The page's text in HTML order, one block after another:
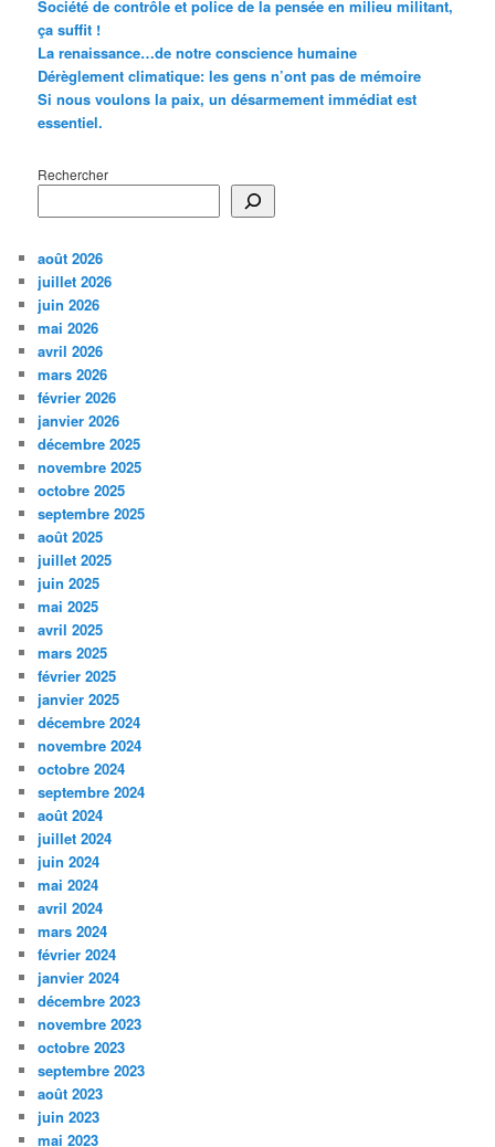
Société de contrôle et police de la pensée en milieu militant,
ça suffit !
La renaissance…de notre conscience humaine
Dérèglement climatique: les gens n’ont pas de mémoire
Si nous voulons la paix, un désarmement immédiat est
essentiel.
Rechercher
août 2026
juillet 2026
juin 2026
mai 2026
avril 2026
mars 2026
février 2026
janvier 2026
décembre 2025
novembre 2025
octobre 2025
septembre 2025
août 2025
juillet 2025
juin 2025
mai 2025
avril 2025
mars 2025
février 2025
janvier 2025
décembre 2024
novembre 2024
octobre 2024
septembre 2024
août 2024
juillet 2024
juin 2024
mai 2024
avril 2024
mars 2024
février 2024
janvier 2024
décembre 2023
novembre 2023
octobre 2023
septembre 2023
août 2023
juin 2023
mai 2023